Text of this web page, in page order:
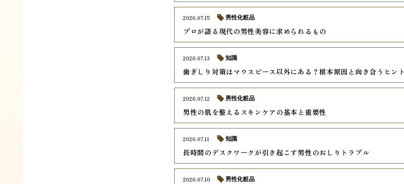
プロが語る現代の男性美容に求められるもの
2026.07.15 男性化粧品
歯ぎしり対策はマウスピース以外にある？根本原因と向き合うヒント
2026.07.13 知識
男性の肌を整えるスキンケアの基本と重要性
2026.07.12 男性化粧品
長時間のデスクワークが引き起こす男性のおしりトラブル
2026.07.11 知識
2026.07.10 男性化粧品